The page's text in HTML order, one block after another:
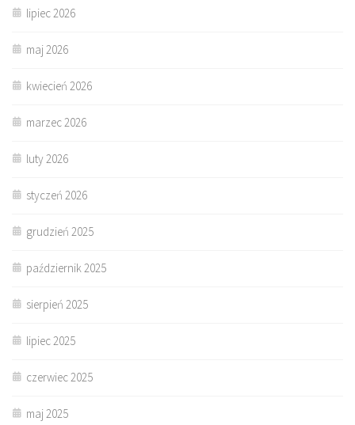
lipiec 2026
maj 2026
kwiecień 2026
marzec 2026
luty 2026
styczeń 2026
grudzień 2025
październik 2025
sierpień 2025
lipiec 2025
czerwiec 2025
maj 2025